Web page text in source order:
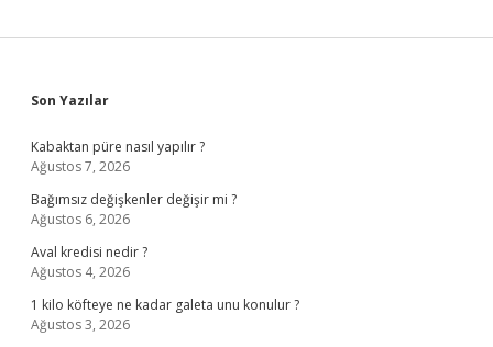
Sidebar
Son Yazılar
Kabaktan püre nasıl yapılır ?
Ağustos 7, 2026
Bağımsız değişkenler değişir mi ?
Ağustos 6, 2026
Aval kredisi nedir ?
Ağustos 4, 2026
1 kilo köfteye ne kadar galeta unu konulur ?
Ağustos 3, 2026